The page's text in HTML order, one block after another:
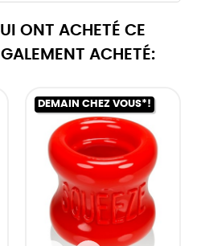
ONT ACHETÉ CE
ACHETÉ:
DEMAIN CHEZ VOUS*!